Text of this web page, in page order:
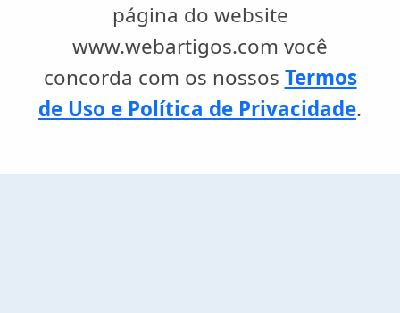
página do website
www.webartigos.com você
concorda com os nossos Termos
de Uso e Política de Privacidade.